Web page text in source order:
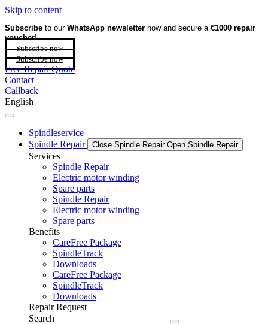
Skip to content
Subscribe to our WhatsApp newsletter now and secure a €1000 repair
voucher!
Subscribe now
Subscribe now
Free Repair Quote
Contact
Callback
English
Spindleservice
Spindle Repair
Close Spindle Repair Open Spindle Repair
Services
Spindle Repair
Electric motor winding
Spare parts
Spindle Repair
Electric motor winding
Spare parts
Benefits
CareFree Package
SpindleTrack
Downloads
CareFree Package
SpindleTrack
Downloads
Repair Request
Search